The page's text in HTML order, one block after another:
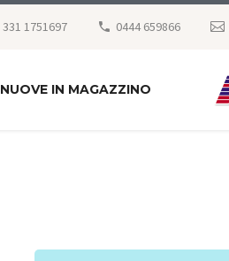
331 1751697 0444 659866
NUOVE IN MAGAZZINO